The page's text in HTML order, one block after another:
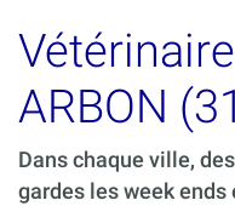
ARBON
Dans chaque ville,
gardes les week